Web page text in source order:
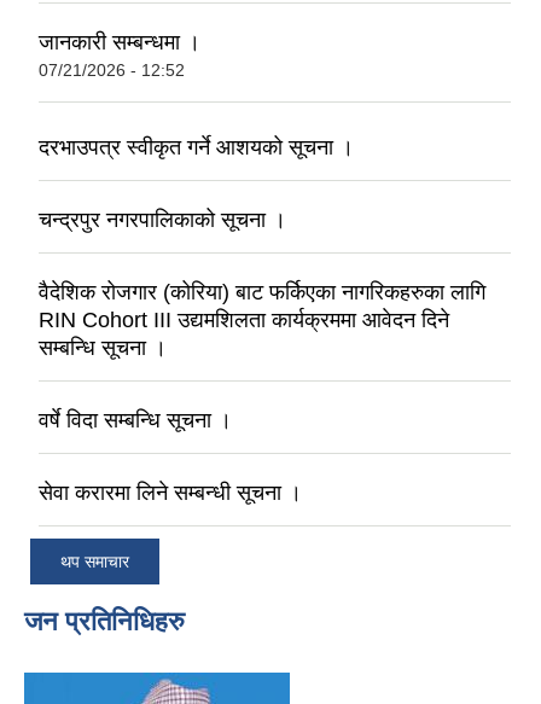
जानकारी सम्बन्धमा ।
07/21/2026 - 12:52
दरभाउपत्र स्वीकृत गर्ने आशयको सूचना ।
चन्द्रपुर नगरपालिकाको सूचना ।
वैदेशिक रोजगार (कोरिया) बाट फर्किएका नागरिकहरुका लागि
RIN Cohort III उद्यमशिलता कार्यक्रममा आवेदन दिने
सम्बन्धि सूचना ।
वर्षे विदा सम्बन्धि सूचना ।
सेवा करारमा लिने सम्बन्धी सूचना ।
थप समाचार
जन प्रतिनिधिहरु